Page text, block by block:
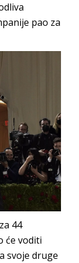
pao za
44
će voditi
svoje druge